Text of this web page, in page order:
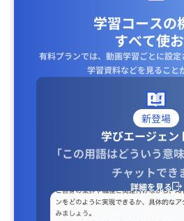
学習コースの
すべて使
有料プランでは、動画学習ごとに設定
学習資料などを見ること
新登場
学びエージェン
「この用語はどういう意
チャットでき
詳細を見る